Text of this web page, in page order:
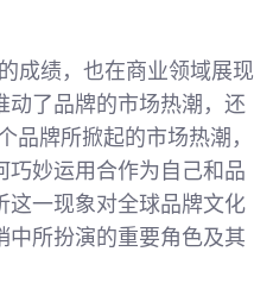
成绩，也在商业领域展现
动了品牌的市场热潮，还
牌所掀起的市场热潮，
巧妙运用合作为自己和品
这一现象对全球品牌文化
中所扮演的重要角色及其